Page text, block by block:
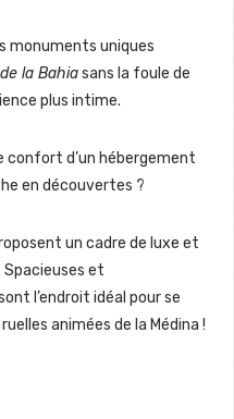
monuments uniques
la Bahiasans la foule de
plus intime.
confort d’un hébergement
en découvertes ?
un cadre de luxe et
Spacieuses et
l’endroit idéal pour se
animées de la Médina !